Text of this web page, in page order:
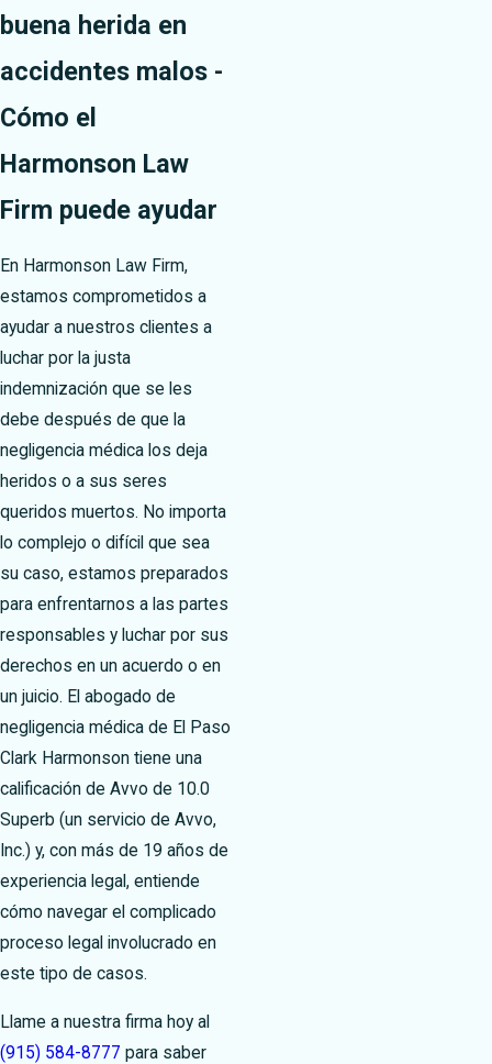
buena herida en
accidentes malos -
Cómo el
Harmonson Law
Firm puede ayudar
En Harmonson Law Firm,
estamos comprometidos a
ayudar a nuestros clientes a
luchar por la justa
indemnización que se les
debe después de que la
negligencia médica los deja
heridos o a sus seres
queridos muertos. No importa
lo complejo o difícil que sea
su caso, estamos preparados
para enfrentarnos a las partes
responsables y luchar por sus
derechos en un acuerdo o en
un juicio. El abogado de
negligencia médica de El Paso
Clark Harmonson tiene una
calificación de Avvo de 10.0
Superb (un servicio de Avvo,
Inc.) y, con más de 19 años de
experiencia legal, entiende
cómo navegar el complicado
proceso legal involucrado en
este tipo de casos.
Llame a nuestra firma hoy al
(915) 584-8777 para saber